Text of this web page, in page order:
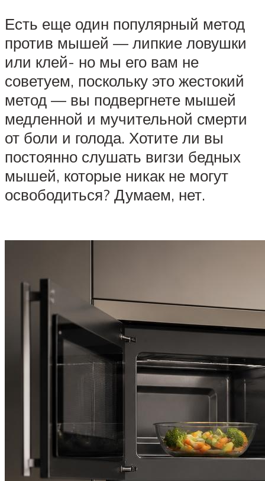
Есть еще один популярный метод
против мышей — липкие ловушки
или клей- но мы его вам не
советуем, поскольку это жестокий
метод — вы подвергнете мышей
медленной и мучительной смерти
от боли и голода. Хотите ли вы
постоянно слушать вигзи бедных
мышей, которые никак не могут
освободиться? Думаем, нет.